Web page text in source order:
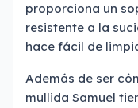
proporciona un
resistente a la
hace fácil de
Además de ser
mullida Samuel